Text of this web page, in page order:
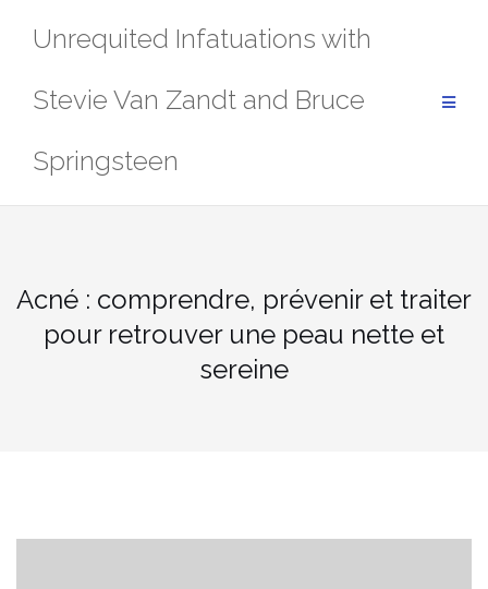
Unrequited Infatuations with
Stevie Van Zandt and Bruce
Springsteen
Acné : comprendre, prévenir et traiter
pour retrouver une peau nette et
sereine